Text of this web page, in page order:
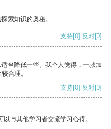
索知识的奥秘。
支持[0] 反对[0]
当降低一些。我个人觉得，一款加
合理。
支持[0] 反对[0]
与其他学习者交流学习心得。